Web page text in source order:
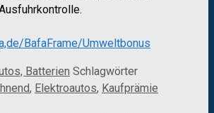
BafaFrame/Umweltbonus
Batterien Schlagwörter
, Elektroautos, Kaufprämie